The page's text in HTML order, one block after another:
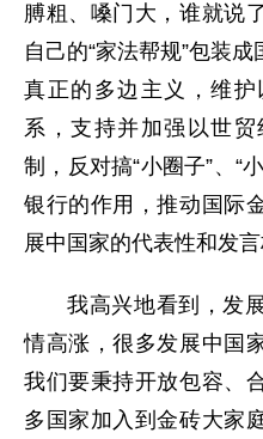
膊粗、嗓门大，谁就说
自己的“家法帮规”包装
真正的多边主义，维
系，支持并加强以世
制，反对搞“小圈子”、“
银行的作用，推动国际
展中国家的代表性和发言
我高兴地看到，发
情高涨，很多发展中国
我们要秉持开放包容、
多国家加入到金砖大家